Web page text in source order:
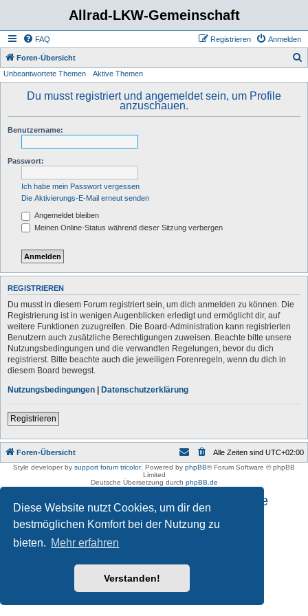
Diese Website nutzt Cookies, um dir den
bestmöglichen Komfort bei der Nutzung zu
bieten. Mehr erfahren
Verstanden!
Allrad-LKW-Gemeinschaft
FAQ Anmelden
Registrieren
Foren-Übersicht
Unbeantwortete Themen Aktive Themen
Du musst registriert und angemeldet sein, um Profile
anzuschauen.
Benutzername:
Passwort:
Ich habe mein Passwort vergessen
Die Aktivierungs-E-Mail erneut senden
Angemeldet bleiben
Meinen Online-Status während dieser Sitzung verbergen
REGISTRIEREN
Du musst in diesem Forum registriert sein, um dich anmelden zu können. Die
Registrierung ist in wenigen Augenblicken erledigt und ermöglicht dir, auf
weitere Funktionen zuzugreifen. Die Board-Administration kann registrierten
Benutzern auch zusätzliche Berechtigungen zuweisen. Beachte bitte unsere
Nutzungsbedingungen und die verwandten Regelungen, bevor du dich
registrierst. Bitte beachte auch die jeweiligen Forenregeln, wenn du dich in
diesem Board bewegst.
Nutzungsbedingungen | Datenschutzerklärung
Registrieren
Foren-Übersicht Alle Zeiten sind UTC+02:00
Style developer by support forum tricolor, Powered by phpBB® Forum Software © phpBB
Limited
Deutsche Übersetzung durch phpBB.de
Impressum und Datenschutzhinweise